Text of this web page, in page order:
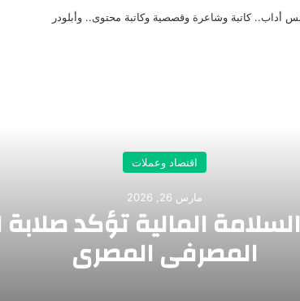
أداب.. كاتبة وشاعرة وقصصية وكاتبة محتوى.. وأبلودر
اقتصاد وعملات
مارس 26, 2026
المالية تؤكد صلابة
المصرفي المصري